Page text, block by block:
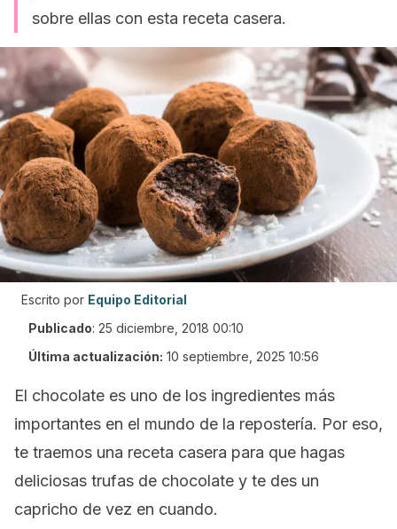
sobre ellas con esta receta casera.
Escrito por Equipo Editorial
Publicado: 25 diciembre, 2018 00:10
Última actualización: 10 septiembre, 2025 10:56
El chocolate es uno de los ingredientes más
importantes en el mundo de la repostería. Por eso,
te traemos una receta casera para que hagas
deliciosas trufas de chocolate y te des un
capricho de vez en cuando.